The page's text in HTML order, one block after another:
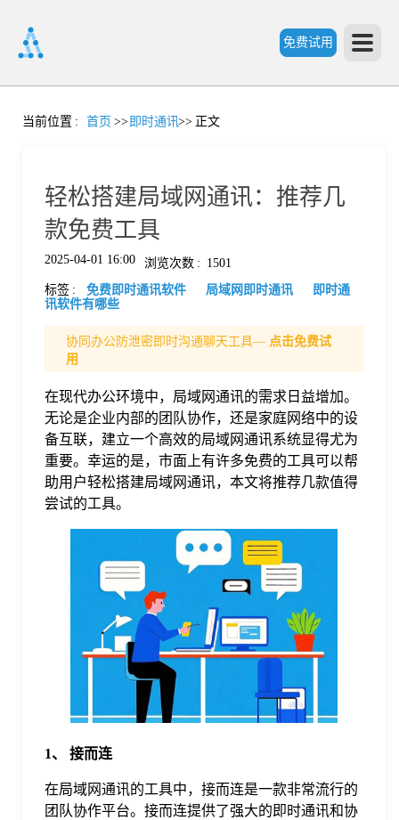
免费试用
首
格
当前位置 : 首页 >> 即时通讯>> 正文
轻松搭建局域网通讯：推荐几
款免费工具
2025-04-01 16:00 浏览次数 : 1501
标签 : 免费即时通讯软件 局域网即时通讯
即时通
讯软件有哪些
协同办公防泄密即时沟通聊天工具— 点击免费试
用
在现代办公环境中，局域网通讯的需求日益增加。
无论是企业内部的团队协作，还是家庭网络中的设
备互联，建立一个高效的局域网通讯系统显得尤为
重要。幸运的是，市面上有许多免费的工具可以帮
助用户轻松搭建局域网通讯，本文将推荐几款值得
尝试的工具。
1、 接而连
在局域网通讯的工具中，接而连是一款非常流行的
团队协作平台。接而连提供了强大的即时通讯和协